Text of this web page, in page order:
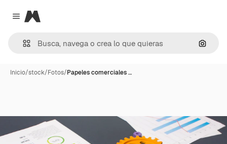
Close menu
Magnific
Inicio/stock/Fotos/Papeles comerciales …